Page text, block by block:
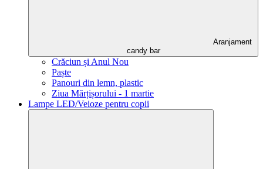
Aranjament
candy bar
Crăciun și Anul Nou
Paște
Panouri din lemn, plastic
Ziua Mărțișorului - 1 martie
Lampe LED/Veioze pentru copii